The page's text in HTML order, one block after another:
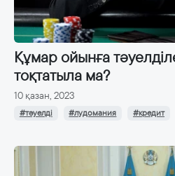
Құмар ойынға
тоқтатыла ма?
10 қазан, 2023
#тәуелді #лудомания #кредит